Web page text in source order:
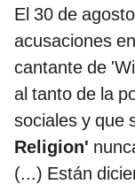
El 30 de
acusaciones
cantante de
al tanto de la
sociales y que
Religion'
(...) Están